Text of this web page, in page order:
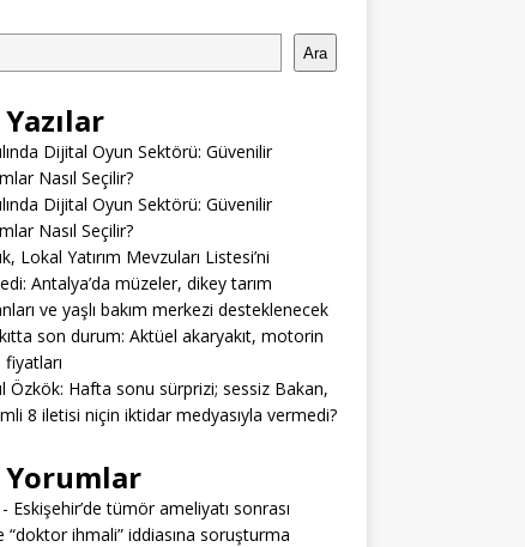
Ara
Dijital Oyun Sektörü: Güvenilir
Nasıl Seçilir?
Dijital Oyun Sektörü: Güvenilir
Nasıl Seçilir?
Lokal Yatırım Mevzuları Listesi’ni
Antalya’da müzeler, dikey tarım
ve yaşlı bakım merkezi desteklenecek
son durum: Aktüel akaryakıt, motorin
Özkök: Hafta sonu sürprizi; sessiz Bakan,
8 iletisi niçin iktidar medyasıyla vermedi?
Yorumlar
Eskişehir’de tümör ameliyatı sonrası
“doktor ihmali” iddiasına soruşturma